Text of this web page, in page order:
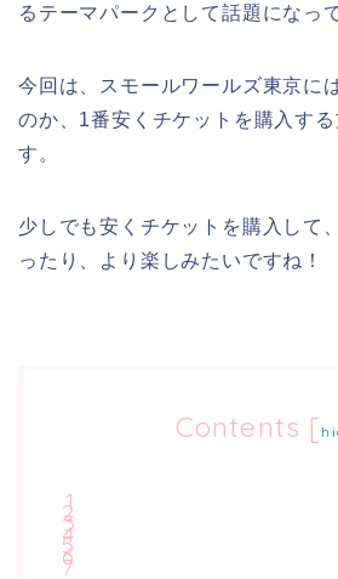
るテーマパークとして話題になっ
今回は、スモールワールズ東京に
のか、1番安くチケットを購入する
す。
少しでも安くチケットを購入して
ったり、より楽しみたいですね！
Contents [